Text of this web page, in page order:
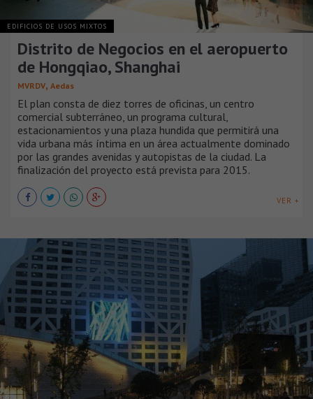
EDIFICIOS DE USOS MIXTOS
Distrito de Negocios en el aeropuerto
de Hongqiao, Shanghai
MVRDV, Aedas
El plan consta de diez torres de oficinas, un centro
comercial subterráneo, un programa cultural,
estacionamientos y una plaza hundida que permitirá una
vida urbana más íntima en un área actualmente dominado
por las grandes avenidas y autopistas de la ciudad. La
finalización del proyecto está prevista para 2015.
VER +